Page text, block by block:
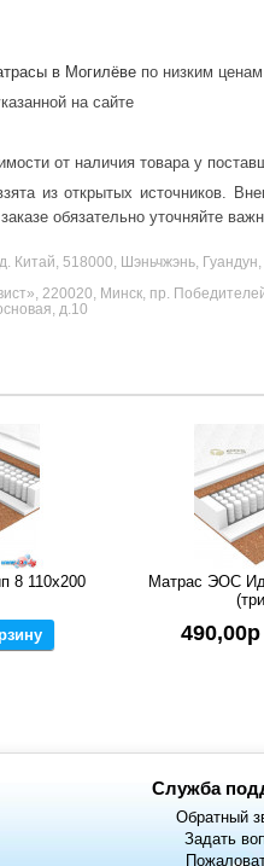
в Могилёве по низким
на сайте
от наличия товара у
из открытых источников.
обязательно уточняйте
Китай, 518000, Шэньчжэнь,
220020, Минск, пр.
д.10
8 110x200
Матрас ЭОС
490,00р
Служба
Обратный
Задать